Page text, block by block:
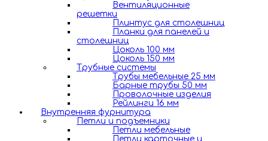
Вентиляционные
решетки
Плинтус для столешниц
Планки для панелей и
столешниц
Цоколь 100 мм
Цоколь 150 мм
Трубные системы
Трубы мебельные 25 мм
Барные трубы 50 мм
Проволочные изделия
Рейлинги 16 мм
Внутренняя фурнитура
Петли и подъемники
Петли мебельные
Петли карточные и